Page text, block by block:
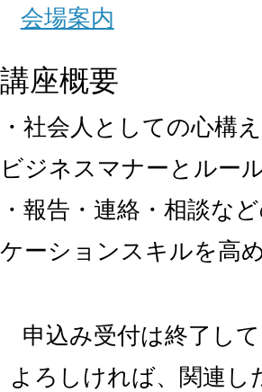
会場案内
講座概要
・社会人としての心構
ビジネスマナーとルー
・報告・連絡・相談な
ケーションスキルを高
申込み受付は終了して
よろしければ、関連し